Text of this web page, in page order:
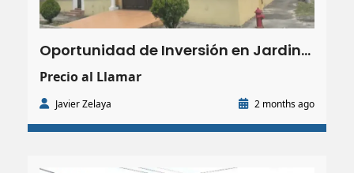
Oportunidad de Inversión en Jardines del Valle, San Pedro Sula |462.83 m²| 5 HAB.
Precio al Llamar
Javier Zelaya 2 months ago